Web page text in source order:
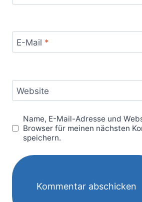
E-Mail *
Website
Name, E-Mail-Adresse und
Browser für meinen nächsten
speichern.